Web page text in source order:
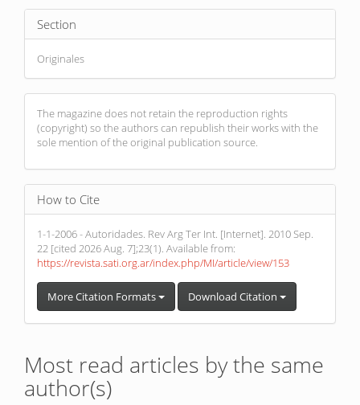
Section
Originales
The magazine does not retain the reproduction rights
(copyright) so the authors can republish their works with the
sole mention of the original publication source.
How to Cite
1-1-2006 - Autoridades. Rev Arg Ter Int. [Internet]. 2010 Sep.
22 [cited 2026 Aug. 7];23(1). Available from:
https://revista.sati.org.ar/index.php/MI/article/view/153
More Citation Formats Download Citation
Most read articles by the same
author(s)